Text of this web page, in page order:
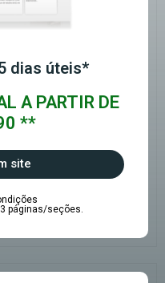
dias úteis*
A PARTIR DE
**
site
páginas/seções.